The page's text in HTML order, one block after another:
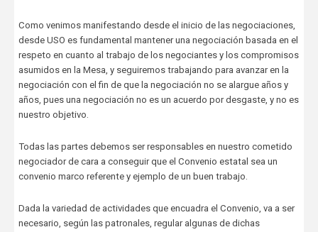
Como venimos manifestando desde el inicio de las negociaciones,
desde USO es fundamental mantener una negociación basada en el
respeto en cuanto al trabajo de los negociantes y los compromisos
asumidos en la Mesa, y seguiremos trabajando para avanzar en la
negociación con el fin de que la negociación no se alargue años y
años, pues una negociación no es un acuerdo por desgaste, y no es
nuestro objetivo.
Todas las partes debemos ser responsables en nuestro cometido
negociador de cara a conseguir que el Convenio estatal sea un
convenio marco referente y ejemplo de un buen trabajo.
Dada la variedad de actividades que encuadra el Convenio, va a ser
necesario, según las patronales, regular algunas de dichas